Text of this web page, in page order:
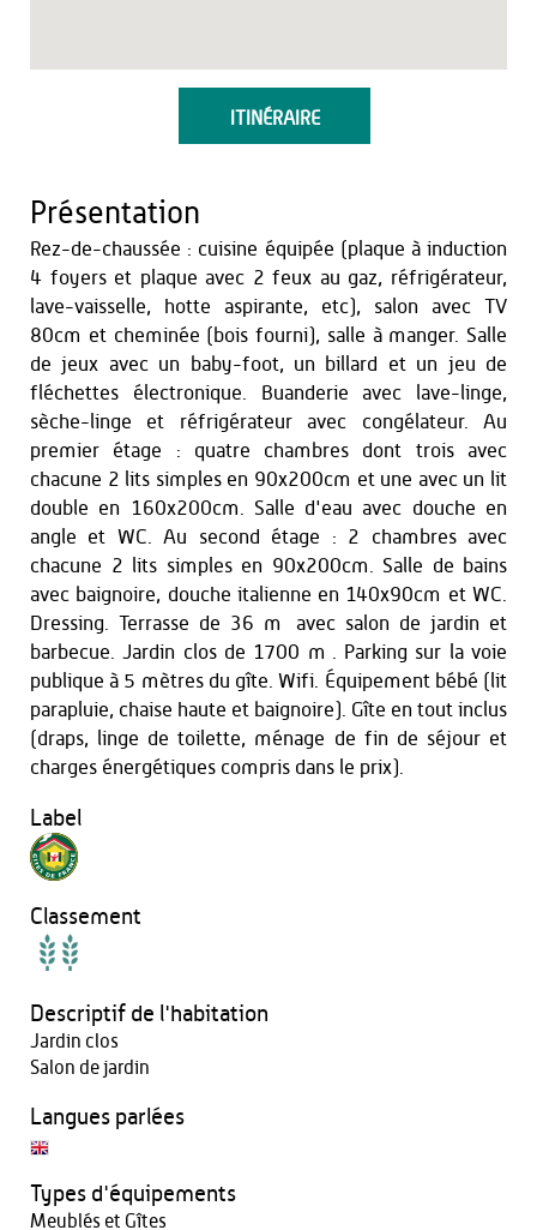
ITINÉRAIRE
Présentation
Rez-de-chaussée : cuisine équipée (plaque à induction
4 foyers et plaque avec 2 feux au gaz, réfrigérateur,
lave-vaisselle, hotte aspirante, etc), salon avec TV
80cm et cheminée (bois fourni), salle à manger. Salle
de jeux avec un baby-foot, un billard et un jeu de
fléchettes électronique. Buanderie avec lave-linge,
sèche-linge et réfrigérateur avec congélateur. Au
premier étage : quatre chambres dont trois avec
chacune 2 lits simples en 90x200cm et une avec un lit
double en 160x200cm. Salle d'eau avec douche en
angle et WC. Au second étage : 2 chambres avec
chacune 2 lits simples en 90x200cm. Salle de bains
avec baignoire, douche italienne en 140x90cm et WC.
Dressing. Terrasse de 36 m² avec salon de jardin et
barbecue. Jardin clos de 1700 m². Parking sur la voie
publique à 5 mètres du gîte. Wifi. Équipement bébé (lit
parapluie, chaise haute et baignoire). Gîte en tout inclus
(draps, linge de toilette, ménage de fin de séjour et
charges énergétiques compris dans le prix).
Label
Classement
Descriptif de l'habitation
Jardin clos
Salon de jardin
Langues parlées
Types d'équipements
Meublés et Gîtes